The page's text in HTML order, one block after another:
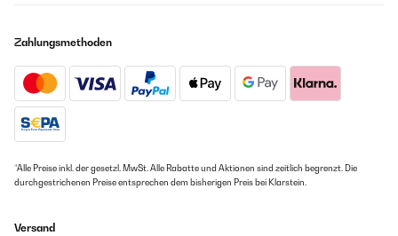
Zahlungsmethoden
*Alle Preise inkl. der gesetzl. MwSt. Alle Rabatte und Aktionen sind zeitlich begrenzt. Die
durchgestrichenen Preise entsprechen dem bisherigen Preis bei Klarstein.
Versand